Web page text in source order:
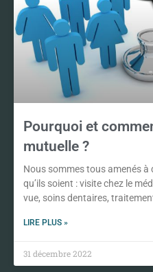
Pourquoi et
mutuelle ?
Nous sommes tous amenés à
qu’ils soient : visite chez le
vue, soins dentaires,
LIRE PLUS »
31 décembre 2022